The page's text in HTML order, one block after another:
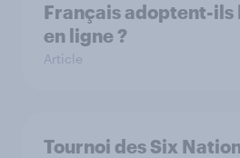
Français adoptent-ils
en ligne ?
Article
Tournoi des Six